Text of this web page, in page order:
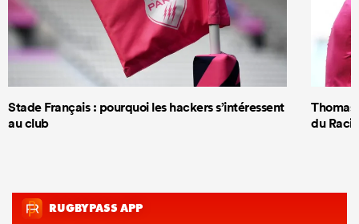
Stade Français : pourquoi les hackers s’intéressent
au club
Thomas
du